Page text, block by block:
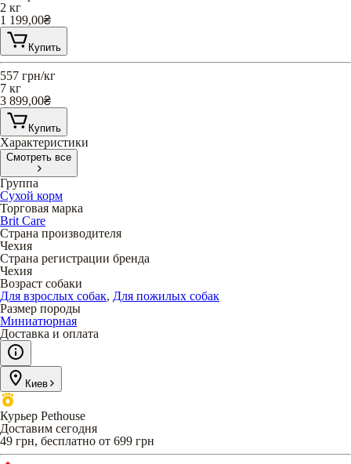
2 кг
1 199,00₴
Купить
557 грн/кг
7 кг
3 899,00₴
Купить
Характеристики
Смотреть все
Группа
Сухой корм
Торговая марка
Brit Care
Страна производителя
Чехия
Страна регистрации бренда
Чехия
Возраст собаки
Для взрослых собак, Для пожилых собак
Размер породы
Миниатюрная
Доставка и оплата
Киев
Курьер Pethouse
Доставим сегодня
49 грн, бесплатно от 699 грн